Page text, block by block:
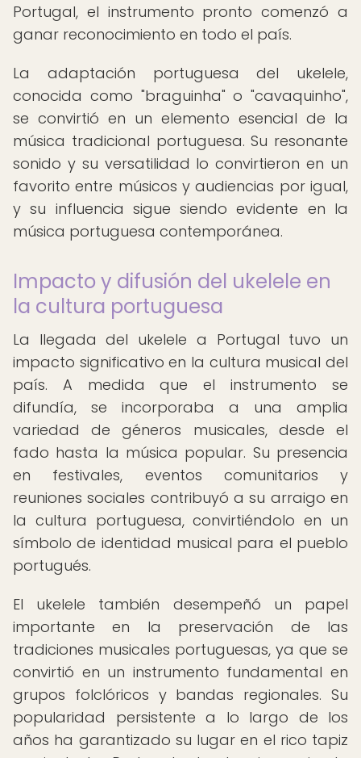
Portugal, el instrumento pronto comenzó a
ganar reconocimiento en todo el país.
La adaptación portuguesa del ukelele,
conocida como "braguinha" o "cavaquinho",
se convirtió en un elemento esencial de la
música tradicional portuguesa. Su resonante
sonido y su versatilidad lo convirtieron en un
favorito entre músicos y audiencias por igual,
y su influencia sigue siendo evidente en la
música portuguesa contemporánea.
Impacto y difusión del ukelele en
la cultura portuguesa
La llegada del ukelele a Portugal tuvo un
impacto significativo en la cultura musical del
país. A medida que el instrumento se
difundía, se incorporaba a una amplia
variedad de géneros musicales, desde el
fado hasta la música popular. Su presencia
en festivales, eventos comunitarios y
reuniones sociales contribuyó a su arraigo en
la cultura portuguesa, convirtiéndolo en un
símbolo de identidad musical para el pueblo
portugués.
El ukelele también desempeñó un papel
importante en la preservación de las
tradiciones musicales portuguesas, ya que se
convirtió en un instrumento fundamental en
grupos folclóricos y bandas regionales. Su
popularidad persistente a lo largo de los
años ha garantizado su lugar en el rico tapiz